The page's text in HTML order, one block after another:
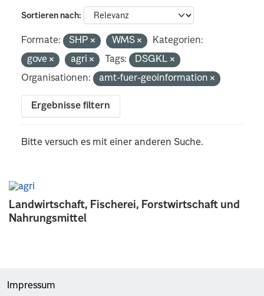
Landwirtschaft, Fischerei, Forstwirtschaft und
Nahrungsmittel
Sortieren nach
Formate: SHP WMS
Kategorien:
gove
agri Tags:
DSGKL
Organisationen:
amt-fuer-geoinformation
Ergebnisse filtern
Bitte versuch es mit einer anderen Suche.
Impressum